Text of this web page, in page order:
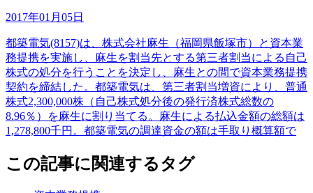
2017年01月05日
都築電気(8157)は、株式会社麻生（福岡県飯塚市）と資本業
務提携を実施し、麻生を割当先とする第三者割当による自己
株式の処分を行うことを決定し、麻生との間で資本業務提携
契約を締結した。都築電気は、第三者割当増資により、普通
株式2,300,000株（自己株式処分後の発行済株式総数の
8.96％）を麻生に割り当てる。麻生による払込金額の総額は
1,278,800千円。都築電気の調達資金の額は手取り概算額で
この記事に関連するタグ